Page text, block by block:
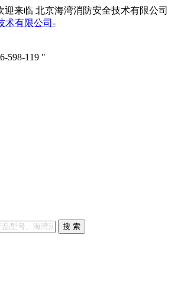
迎来临 北京海湾消防安全技术有限公司
598-119
搜 索